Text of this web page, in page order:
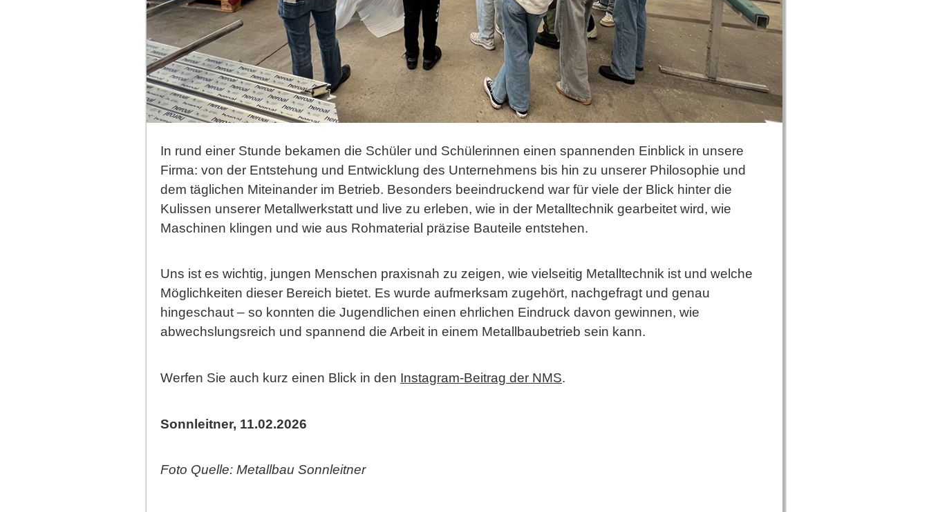
In rund einer Stunde bekamen die Schüler und Schülerinnen einen spannenden Einblick in unsere
Firma: von der Entstehung und Entwicklung des Unternehmens bis hin zu unserer Philosophie und
dem täglichen Miteinander im Betrieb. Besonders beeindruckend war für viele der Blick hinter die
Kulissen unserer Metallwerkstatt und live zu erleben, wie in der Metalltechnik gearbeitet wird, wie
Maschinen klingen und wie aus Rohmaterial präzise Bauteile entstehen.
Uns ist es wichtig, jungen Menschen praxisnah zu zeigen, wie vielseitig Metalltechnik ist und welche
Möglichkeiten dieser Bereich bietet. Es wurde aufmerksam zugehört, nachgefragt und genau
hingeschaut – so konnten die Jugendlichen einen ehrlichen Eindruck davon gewinnen, wie
abwechslungsreich und spannend die Arbeit in einem Metallbaubetrieb sein kann.
Werfen Sie auch kurz einen Blick in den Instagram-Beitrag der NMS.
Sonnleitner, 11.02.2026
Foto Quelle: Metallbau Sonnleitner